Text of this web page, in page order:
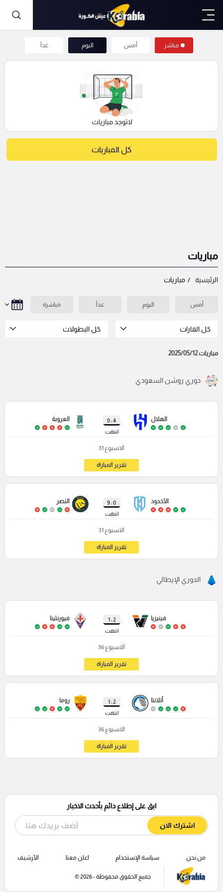
مباشر أمس اليوم غداً
كل المباريات
مباريات
الرئيسية مباريات
أمس اليوم غداً مباشرة
كل القارات كل البطولات
مباريات 2025/05/12
دوري روشن السعودي
الهلال
4 : 0
انتهت
العروبة
الاسبوع 31
تقرير المباراة
الأخدود
0 : 9
انتهت
النصر
الاسبوع 31
تقرير المباراة
الدوري الإيطالي
فينيزيا
2 : 1
انتهت
فيورنتينا
الاسبوع 36
تقرير المباراة
أتلانتا
2 : 1
انتهت
روما
الاسبوع 36
تقرير المباراة
ابق على إطلاع دائم بأحدث الاخبار
اشترك الان
من نحن سياسة الإستخدام اعلن معنا الأرشيف
جميع الحقوق محفوظة - 2026 ©